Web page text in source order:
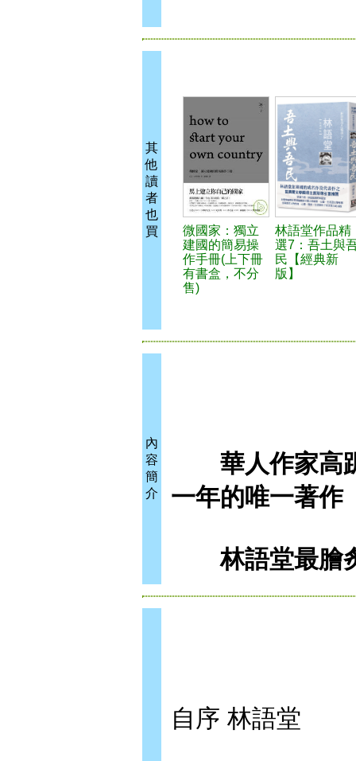
其
他
讀
者
也
買
微國家：獨立
建國的簡易操
作手冊(上下冊
有書盒，不分
售)
林語堂作品精
選7：吾土與
民【經典新
版】
內
容
簡
介
華人作家高踞
一年的唯一著作
林語堂最膾
自序 林語堂